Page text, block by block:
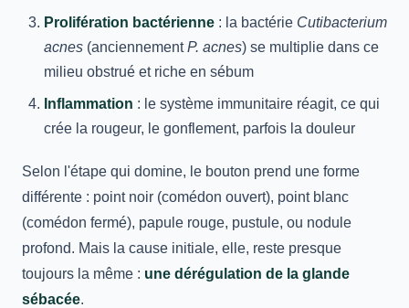
Prolifération bactérienne : la bactérie Cutibacterium
acnes (anciennementP. acnes) se multiplie dans ce
milieu obstrué et riche en sébum
Inflammation : le système immunitaire réagit, ce qui
crée la rougeur, le gonflement, parfois la douleur
Selon l'étape qui domine, le bouton prend une forme
différente : point noir (comédon ouvert), point blanc
(comédon fermé), papule rouge, pustule, ou nodule
profond. Mais la cause initiale, elle, reste presque
toujours la même : une dérégulation de la glande
sébacée.